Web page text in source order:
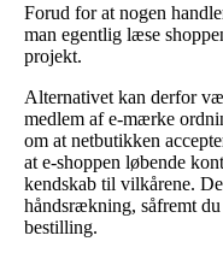
Forud for at nogen
man egentlig læse
projekt.
Alternativet kan derfor
medlem af e-mærke
om at netbutikken
at e-shoppen løbende
kendskab til vilkårene.
håndsrækning, såfremt
bestilling.